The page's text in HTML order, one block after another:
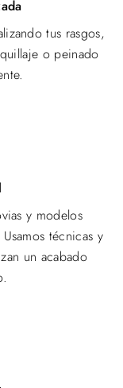
tus rasgos,
o peinado
y modelos
técnicas y
un acabado